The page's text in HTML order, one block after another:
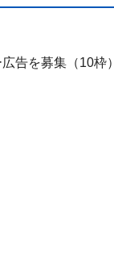
告を募集（10枠）